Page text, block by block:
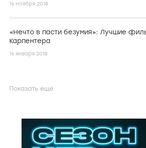
16 ноября 2018
«Нечто в пасти безумия»: Лучшие
Карпентера
16 января 2018
Показать еще